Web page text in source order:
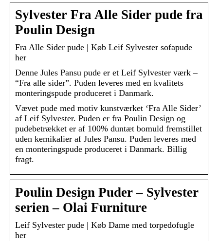
Sylvester Fra Alle Sider pude fra
Poulin Design
Fra Alle Sider pude | Køb Leif Sylvester sofapude
her
Denne Jules Pansu pude er et Leif Sylvester værk –
“Fra alle sider”. Puden leveres med en kvalitets
monteringspude produceret i Danmark.
Vævet pude med motiv kunstværket ‘Fra Alle Sider’
af Leif Sylvester. Puden er fra Poulin Design og
pudebetrækket er af 100% duntæt bomuld fremstillet
uden kemikalier af Jules Pansu. Puden leveres med
en monteringspude produceret i Danmark. Billig
fragt.
Poulin Design Puder – Sylvester
serien – Olai Furniture
Leif Sylvester pude | Køb Dame med torpedofugle
her